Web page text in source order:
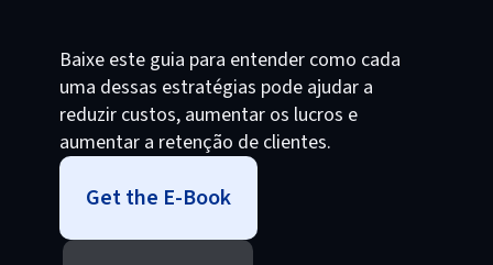
Baixe este guia para entender como cada
uma dessas estratégias pode ajudar a
reduzir custos, aumentar os lucros e
aumentar a retenção de clientes.
Get the E-Book